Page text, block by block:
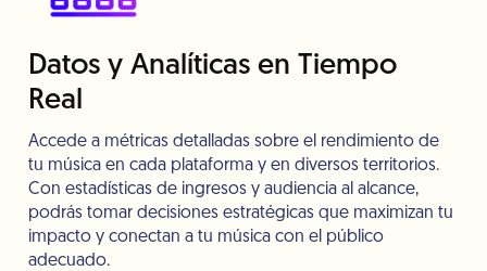
Datos y Analíticas en Tiempo
Real
Accede a métricas detalladas sobre el rendimiento de
tu música en cada plataforma y en diversos territorios.
Con estadísticas de ingresos y audiencia al alcance,
podrás tomar decisiones estratégicas que maximizan tu
impacto y conectan a tu música con el público
adecuado.